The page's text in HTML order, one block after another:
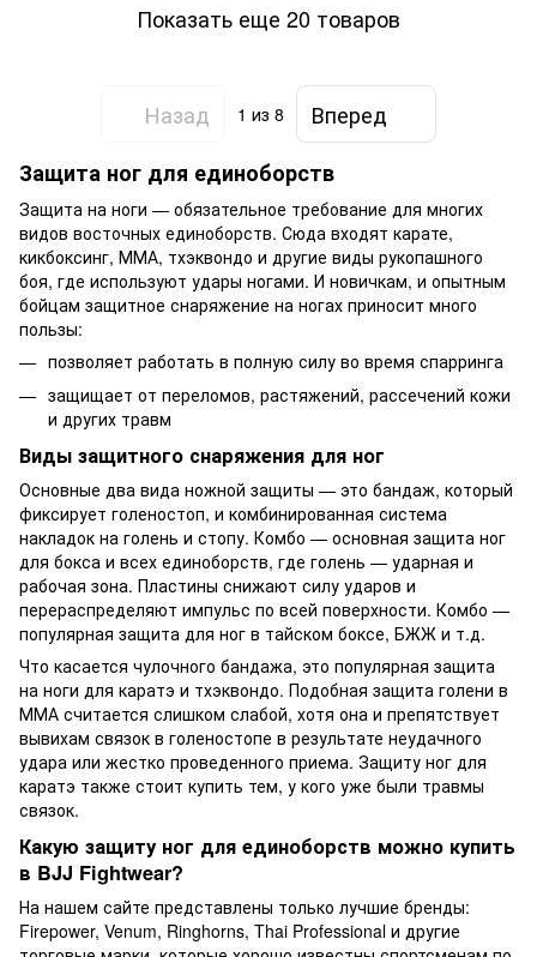
Показать еще 20 товаров
Назад 1 из 8
Вперед
Защита ног для единоборств
Защита на ноги — обязательное требование для многих
видов восточных единоборств. Сюда входят карате,
кикбоксинг, ММА, тхэквондо и другие виды рукопашного
боя, где используют удары ногами. И новичкам, и опытным
бойцам защитное снаряжение на ногах приносит много
пользы:
позволяет работать в полную силу во время спарринга
защищает от переломов, растяжений, рассечений кожи
и других травм
Виды защитного снаряжения для ног
Основные два вида ножной защиты — это бандаж, который
фиксирует голеностоп, и комбинированная система
накладок на голень и стопу. Комбо — основная защита ног
для бокса и всех единоборств, где голень — ударная и
рабочая зона. Пластины снижают силу ударов и
перераспределяют импульс по всей поверхности. Комбо —
популярная защита для ног в тайском боксе, БЖЖ и т.д.
Что касается чулочного бандажа, это популярная защита
на ноги для каратэ и тхэквондо. Подобная защита голени в
ММА считается слишком слабой, хотя она и препятствует
вывихам связок в голеностопе в результате неудачного
удара или жестко проведенного приема. Защиту ног для
каратэ также стоит купить тем, у кого уже были травмы
связок.
Какую защиту ног для единоборств можно купить
в BJJ Fightwear?
На нашем сайте представлены только лучшие бренды:
Firepower, Venum, Ringhorns, Thai Professional и другие